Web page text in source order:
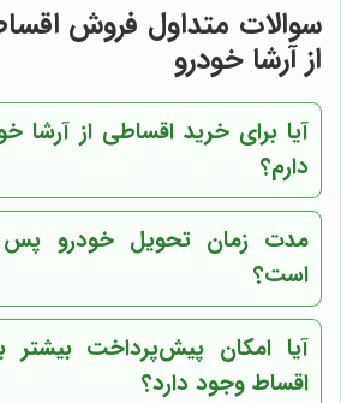
سوالات متداول فروش
از آرشا خودرو
آیا برای خرید اقساطی از آرشا
دارم؟
مدت زمان تحویل خودرو پس
است؟
آیا امکان پیش‌پرداخت
اقساط وجود دارد؟